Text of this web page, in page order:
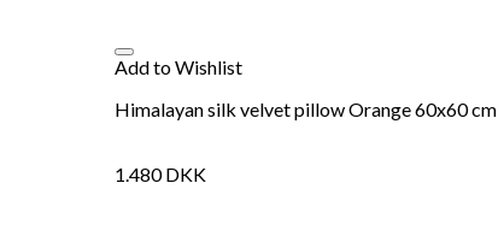
Add to Wishlist
Himalayan silk velvet pillow Orange 60x60 cm
1.480DKK